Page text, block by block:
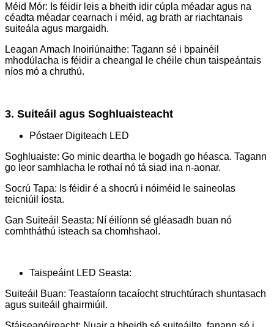
Méid Mór: Is féidir leis a bheith idir cúpla méadar agus na
céadta méadar cearnach i méid, ag brath ar riachtanais
suiteála agus margaidh.
Leagan Amach Inoiriúnaithe: Tagann sé i bpainéil
mhodúlacha is féidir a cheangal le chéile chun taispeántais
níos mó a chruthú.
3. Suiteáil agus Soghluaisteacht
Póstaer Digiteach LED
Soghluaiste: Go minic deartha le bogadh go héasca. Tagann
go leor samhlacha le rothaí nó tá siad ina n-aonar.
Socrú Tapa: Is féidir é a shocrú i nóiméid le saineolas
teicniúil íosta.
Gan Suiteáil Seasta: Ní éilíonn sé gléasadh buan nó
comhtháthú isteach sa chomhshaol.
Taispeáint LED Seasta:
Suiteáil Buan: Teastaíonn tacaíocht struchtúrach shuntasach
agus suiteáil ghairmiúil.